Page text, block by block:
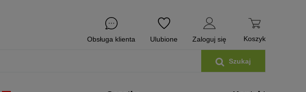
Koszyk
Obsługa klienta Ulubione Zaloguj się